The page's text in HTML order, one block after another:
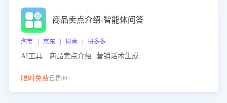
商品卖点介绍-智能体问答
淘宝 | 京东 | 抖音 | 拼多多
AI工具 · 商品卖点介绍· 营销话术生成
限时免费已售99+